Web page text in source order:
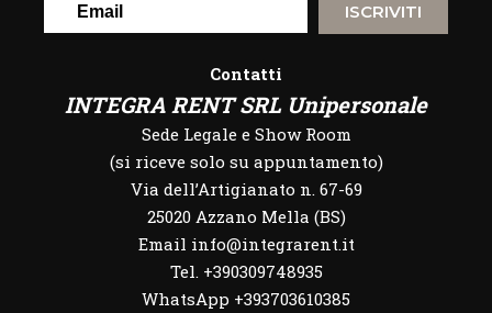
ISCRIVITI
Contatti
INTEGRA RENT SRL Unipersonale
Sede Legale e Show Room
(si riceve solo su appuntamento)
Via dell’Artigianato n. 67-69
25020 Azzano Mella (BS)
Email info@integrarent.it
Tel. +390309748935
WhatsApp +393703610385